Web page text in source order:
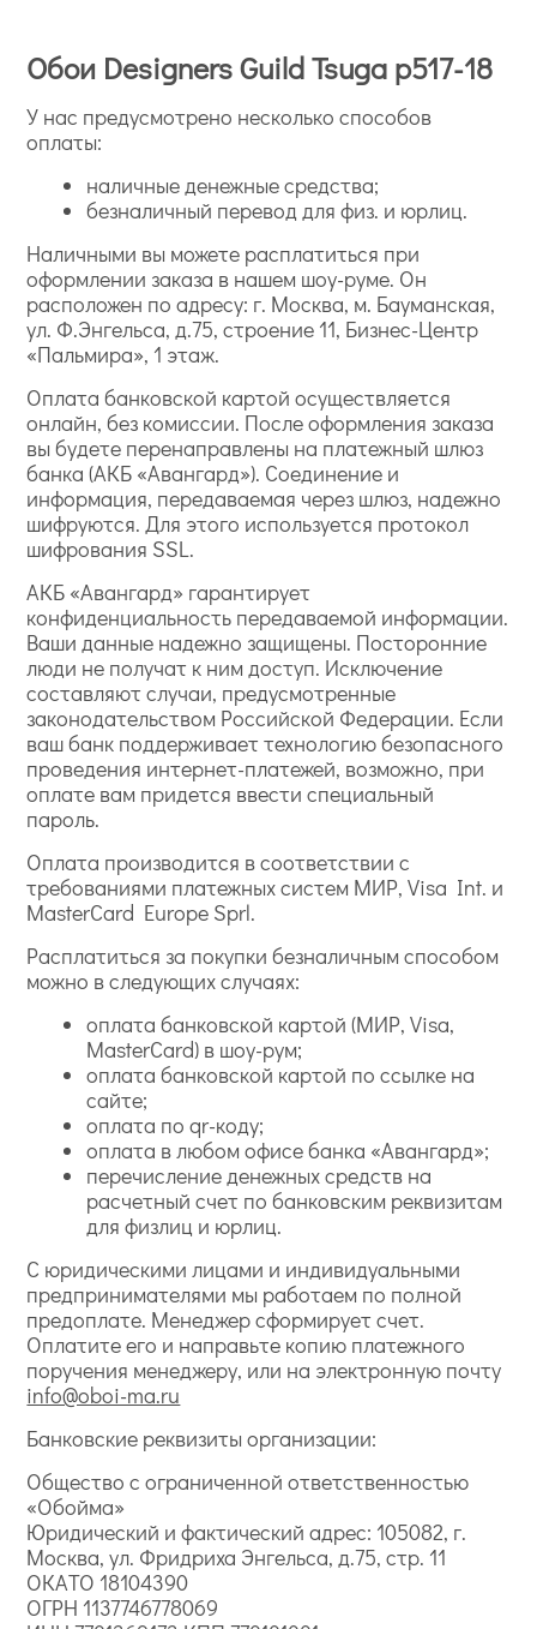
Обои Designers Guild Tsuga p517-18
У нас предусмотрено несколько способов
оплаты:
наличные денежные средства;
безналичный перевод для физ. и юрлиц.
Наличными вы можете расплатиться при
оформлении заказа в нашем шоу-руме. Он
расположен по адресу: г. Москва, м. Бауманская,
ул. Ф.Энгельса, д.75, строение 11, Бизнес-Центр
«Пальмира», 1 этаж.
Оплата банковской картой осуществляется
онлайн, без комиссии. После оформления заказа
вы будете перенаправлены на платежный шлюз
банка (АКБ «Авангард»). Соединение и
информация, передаваемая через шлюз, надежно
шифруются. Для этого используется протокол
шифрования SSL.
АКБ «Авангард» гарантирует
конфиденциальность передаваемой информации.
Ваши данные надежно защищены. Посторонние
люди не получат к ним доступ. Исключение
составляют случаи, предусмотренные
законодательством Российской Федерации. Если
ваш банк поддерживает технологию безопасного
проведения интернет-платежей, возможно, при
оплате вам придется ввести специальный
пароль.
Оплата производится в соответствии с
требованиями платежных систем МИР, Visa Int. и
MasterCard Europe Sprl.
Расплатиться за покупки безналичным способом
можно в следующих случаях:
оплата банковской картой (МИР, Visa,
MasterCard) в шоу-рум;
оплата банковской картой по ссылке на
сайте;
оплата по qr-коду;
оплата в любом офисе банка «Авангард»;
перечисление денежных средств на
расчетный счет по банковским реквизитам
для физлиц и юрлиц.
С юридическими лицами и индивидуальными
предпринимателями мы работаем по полной
предоплате. Менеджер сформирует счет.
Оплатите его и направьте копию платежного
поручения менеджеру, или на электронную почту
info@oboi-ma.ru
Банковские реквизиты организации:
Общество с ограниченной ответственностью
«Обойма»
Юридический и фактический адрес: 105082, г.
Москва, ул. Фридриха Энгельса, д.75, стр. 11
ОКАТО 18104390
ОГРН 1137746778069